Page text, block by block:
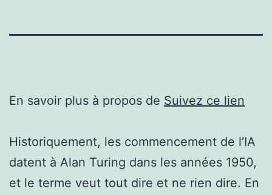
En savoir plus à propos de Suivez ce lien
Historiquement, les commencement de l’IA
datent à Alan Turing dans les années 1950,
et le terme veut tout dire et ne rien dire. En